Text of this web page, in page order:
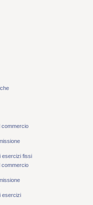
commercio
esercizi fissi
commercio
esercizi